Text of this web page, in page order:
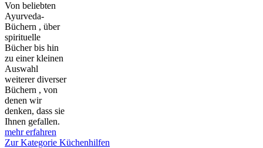
Von beliebten
Ayurveda-
Büchern , über
spirituelle
Bücher bis hin
zu einer kleinen
Auswahl
weiterer diverser
Büchern , von
denen wir
denken, dass sie
Ihnen gefallen.
mehr erfahren
Zur Kategorie Küchenhilfen